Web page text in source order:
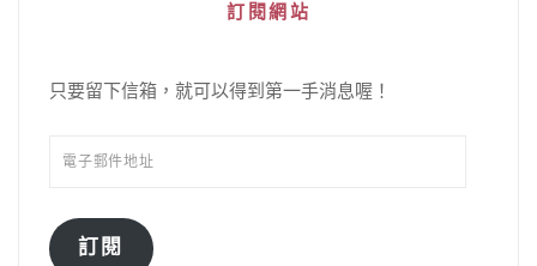
訂閱網站
只要留下信箱，就可以得到第一手消息喔！
訂閱